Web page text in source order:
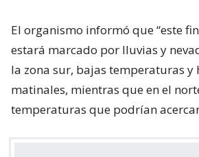
El organismo informó que “este
estará marcado por lluvias y
la zona sur, bajas temperaturas y
matinales, mientras que en el
temperaturas que podrían